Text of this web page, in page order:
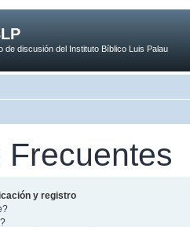
de discusión del Instituto Bíblico Luis Palau
Frecuentes
y registro